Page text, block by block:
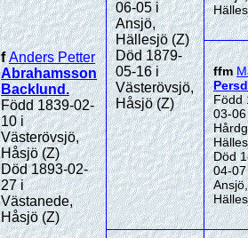
fAnders Petter
Abrahamsson
Backlund.
Född 1839-02-
10 i
Västerövsjö,
Håsjö (Z)
Död 1893-02-
27 i
Västanede,
Håsjö (Z)
06-05 i
Ansjö,
Hällesjö (Z)
Död 1879-
05-16 i
Västerövsjö,
Håsjö (Z)
ffm
Född
03-
Död
04-
Ansjö,